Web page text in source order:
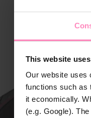
This website
Our website uses
functions such as
it economically.
(e.g. Google).